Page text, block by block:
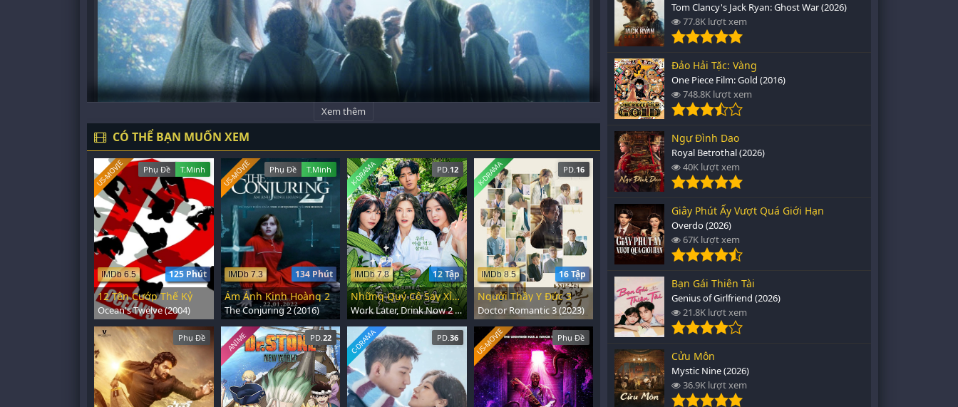
Xem thêm
CÓ THỂ BẠN MUỐN XEM
Phụ Đề T.Minh
125 Phút
IMDb 6.5
US-MOVIE
12 Tên Cướp Thế Kỷ
Ocean's Twelve (2004)
Phụ Đề T.Minh
134 Phút
IMDb 7.3
US-MOVIE
Ám Ảnh Kinh Hoàng 2
The Conjuring 2 (2016)
PD. 12
12 Tập
IMDb 7.8
K-DRAMA
Những Quý Cô Say Xỉn 2
Work Later, Drink Now 2 (2022)
PD. 16
16 Tập
IMDb 8.5
K-DRAMA
Người Thầy Y Đức 3
Doctor Romantic 3 (2023)
Phụ Đề PD. 22
ANIME PD. 36
C-DRAMA Phụ Đề
US-MOVIE
Tom Clancy's Jack Ryan: Ghost War (2026)
77.8K lượt xem
Đảo Hải Tặc: Vàng
One Piece Film: Gold (2016)
748.8K lượt xem
Ngự Đình Dao
Royal Betrothal (2026)
40K lượt xem
Giây Phút Ấy Vượt Quá Giới Hạn
Overdo (2026)
67K lượt xem
Bạn Gái Thiên Tài
Genius of Girlfriend (2026)
21.8K lượt xem
Cửu Môn
Mystic Nine (2026)
36.9K lượt xem